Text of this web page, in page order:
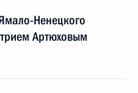
Ненецкого
Артюховым